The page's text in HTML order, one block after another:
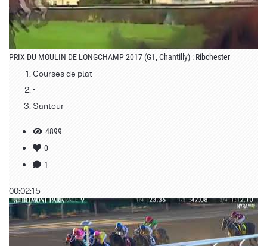
PRIX DU MOULIN DE LONGCHAMP 2017 (G1, Chantilly) : Ribchester
Courses de plat
•
Santour
4899
0
1
00:02:15